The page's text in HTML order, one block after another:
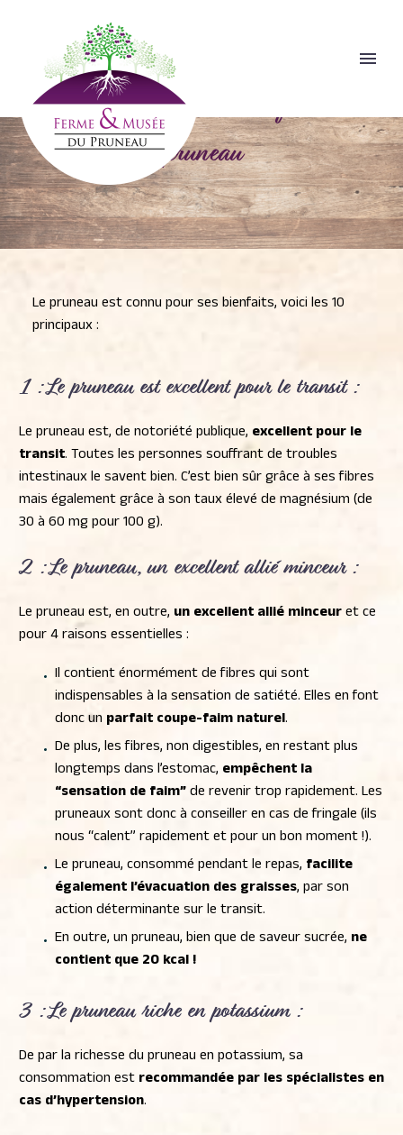
Les 10 principaux bienfaits du
pruneau
Le pruneau est connu pour ses bienfaits, voici les 10
principaux :
1 : Le pruneau est excellent pour le transit :
Le pruneau est, de notoriété publique, excellent pour le
transit. Toutes les personnes souffrant de troubles
intestinaux le savent bien. C’est bien sûr grâce à ses fibres
mais également grâce à son taux élevé de magnésium (de
30 à 60 mg pour 100 g).
2 : Le pruneau, un excellent allié minceur:
Le pruneau est, en outre, un excellent allié minceuret ce
pour 4 raisons essentielles :
Il contient énormément de fibres qui sont
indispensables à la sensation de satiété. Elles en font
donc un parfait coupe-faim naturel.
De plus, les fibres, non digestibles, en restant plus
longtemps dans l’estomac, empêchent la
“sensation de faim”de revenir trop rapidement. Les
pruneaux sont donc à conseiller en cas de fringale (ils
nous “calent” rapidement et pour un bon moment !).
Le pruneau, consommé pendant le repas, facilite
également l’évacuation des graisses, par son
action déterminante sur le transit.
En outre, un pruneau, bien que de saveur sucrée, ne
contient que 20 kcal !
3 : Le pruneau riche en potassium:
De par la richesse du pruneau en potassium, sa
consommation est recommandée par les spécialistes en
cas d’hypertension.